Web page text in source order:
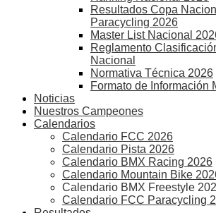
Resultados Copa
Paracycling 2026
Master List Nacional
Reglamento
Nacional
Normativa Técnica 2026
Formato de Información
Noticias
Nuestros Campeones
Calendarios
Calendario FCC 2026
Calendario Pista 2026
Calendario BMX Racing 2026
Calendario Mountain Bike
Calendario BMX Freestyle
Calendario FCC Paracycling